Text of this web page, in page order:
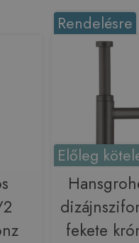
Rendelésre
Előleg
fekete